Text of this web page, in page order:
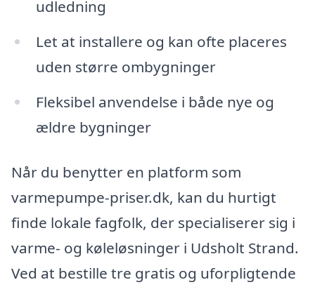
udledning
Let at installere og kan ofte placeres
uden større ombygninger
Fleksibel anvendelse i både nye og
ældre bygninger
Når du benytter en platform som
varmepumpe-priser.dk, kan du hurtigt
finde lokale fagfolk, der specialiserer sig i
varme- og køleløsninger i Udsholt Strand.
Ved at bestille tre gratis og uforpligtende